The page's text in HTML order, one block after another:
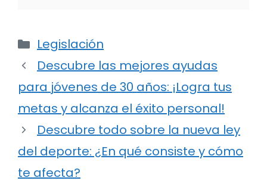
Categorías
Legislación
Descubre las mejores ayudas
para jóvenes de 30 años: ¡Logra tus
metas y alcanza el éxito personal!
Descubre todo sobre la nueva ley
del deporte: ¿En qué consiste y cómo
te afecta?